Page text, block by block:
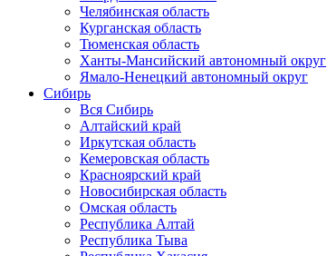
Челябинская область
Курганская область
Тюменская область
Ханты-Мансийский автономный округ
Ямало-Ненецкий автономный округ
Сибирь
Вся Сибирь
Алтайский край
Иркутская область
Кемеровская область
Красноярский край
Новосибирская область
Омская область
Республика Алтай
Республика Тыва